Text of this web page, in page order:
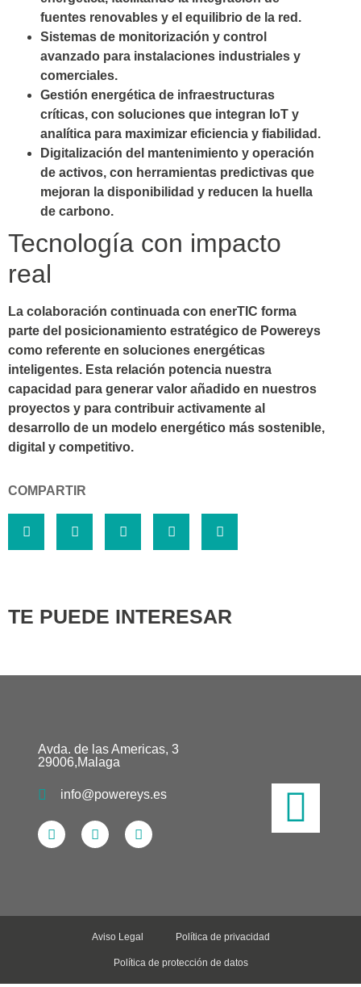
fuentes renovables y el equilibrio de la red.
Sistemas de monitorización y control
avanzado para instalaciones industriales y
comerciales.
Gestión energética de infraestructuras
críticas, con soluciones que integran IoT y
analítica para maximizar eficiencia y fiabilidad.
Digitalización del mantenimiento y operación
de activos, con herramientas predictivas que
mejoran la disponibilidad y reducen la huella
de carbono.
Tecnología con impacto
real
La colaboración continuada con enerTIC forma
parte del posicionamiento estratégico de Powereys
como referente en soluciones energéticas
inteligentes. Esta relación potencia nuestra
capacidad para generar valor añadido en nuestros
proyectos y para contribuir activamente al
desarrollo de un modelo energético más sostenible,
digital y competitivo.
COMPARTIR
TE PUEDE INTERESAR
Avda. de las Americas, 3
29006,Malaga
info@powereys.es
Aviso Legal Política de privacidad
Política de protección de datos